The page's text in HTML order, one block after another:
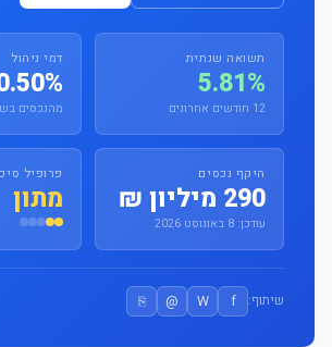
תשואה שנתית
5.81%
12 חודשים אחרונים
דמי ניהול
מהנכסים
היקף נכסים
290 מיליון ₪
עודכן: 8 באוגוסט 2026
פרופיל
מתון
שיתוף: f
W
@
⎘